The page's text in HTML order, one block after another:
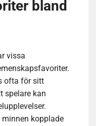
bland
vissa
ofta för sitt
spelare kan
kopplade